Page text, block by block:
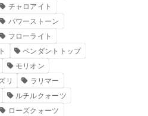
チャロアイト
パワーストーン
フローライト
ペンダントトップ
モリオン
リ
ラリマー
ルチルクォーツ
ローズクォーツ